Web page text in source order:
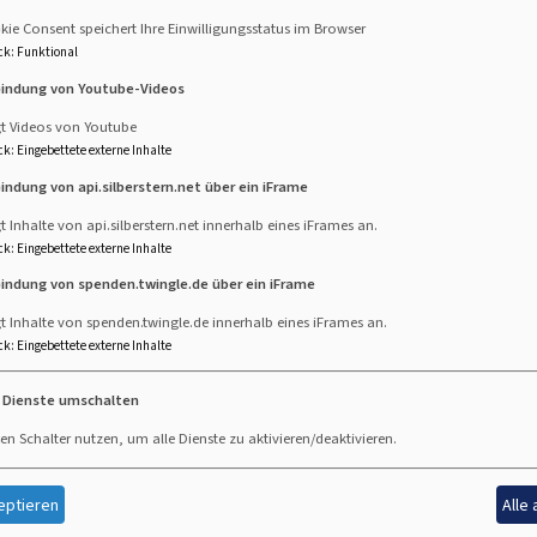
Orchesterkonzert
18.00 Uhr
Kaufbeuren
- Sopran
- Alt
- Bass
Dreifaltigkeitskirche
La Banda
Mayr
Consent speichert Ihre Einwilligungsstatus im Browser
: Funktional
von Youtube-Videos
Videos von Youtube
: Eingebettete externe Inhalte
von api.silberstern.net über ein iFrame
Inhalte von api.silberstern.net innerhalb eines iFrames an.
: Eingebettete externe Inhalte
von spenden.twingle.de über ein iFrame
Inhalte von spenden.twingle.de innerhalb eines iFrames an.
: Eingebettete externe Inhalte
umschalten
Schalter nutzen, um alle Dienste zu aktivieren/deaktivieren.
Alle